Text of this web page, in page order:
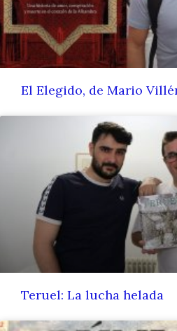
El Elegido, de Mario
Teruel: La lucha helada